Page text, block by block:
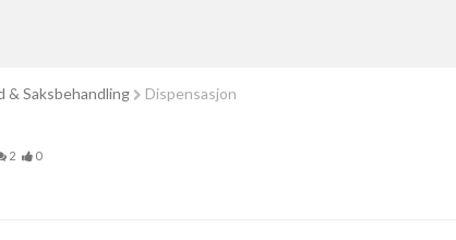
& Saksbehandling Dispensasjon
2 0